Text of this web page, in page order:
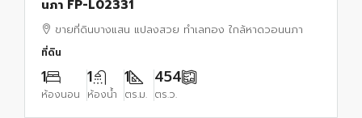
นภา FP-L02331
ขายที่ดินบางแสน แปลงสวย ทำเลทอง ใกล้หาดวอนนภา
ที่ดิน
1
ห้องนอน
1
ห้องน้ำ
1
ตร.ม.
454
ตร.ว.